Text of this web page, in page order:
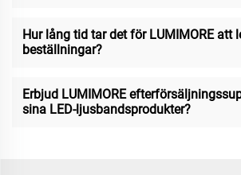
Hur lång tid tar det för LUMIMORE att
beställningar?
Erbjud LUMIMORE
sina LED-ljusbandsprodukter?